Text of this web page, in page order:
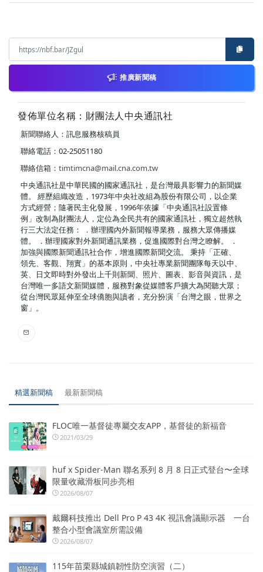
推廣新聞稿
發佈單位名稱：財團法人中央通訊社
新聞聯絡人：訊息服務核稿員
聯絡電話：02-25051180
聯絡信箱： timtimcna@mail.cna.com.tw
中央通訊社是中華民國的國家通訊社，是台灣最具影響力的新聞媒
體。 經歷組織改造，1973年中央社改組為股份有限公司，以企業
方式經營；隨著民主化發展，1996年依據「中央通訊社設置條
例」改制為財團法人，定位為全民共有的國家通訊社，獨立超然執
行三大法定任務： ．辦理國內外新聞報導業務，服務大眾傳播媒
體。 ．辦理國家對外新聞通訊業務，促進國際對台灣之瞭解。 ．
加強與國際新聞通訊社合作，增進國際新聞交流。 秉持「正確、
領先、客觀、翔實」的基本原則，中央社專業新聞團隊每天以中、
英、日文即時對外發出上千則新聞、照片、圖表、影音與資訊，是
台灣唯一多語文新聞媒體，服務對象從媒體客戶擴大為閱聽大眾；
從台灣民眾延伸至全球僑胞與讀者，充分扮演「台灣之眼，世界之
窗」。
精選新聞稿 最新新聞稿
FLOC唯一基督徒專屬交友APP，基督徒的新福音
2021/03/29
huf x Spider-Man 聯名系列 8 月 8 日正式登台〜全球
限量收藏滑板同步亮相
2026/08/07
戴爾科技推出 Dell Pro P 43 4K 視訊會議顯示器 一台
整合小型會議室所需設備
2026/08/07
115年苗栗縣城鎮韌性防空演習（二）